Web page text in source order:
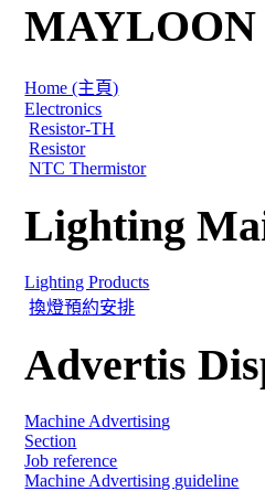
MAYLOON
Home (主頁)
Electronics
Resistor-TH
Resistor
NTC Thermistor
Lighting
Lighting Products
換燈預約安排
Advertis
Machine Advertising
Section
Job reference
Machine Advertising guideline